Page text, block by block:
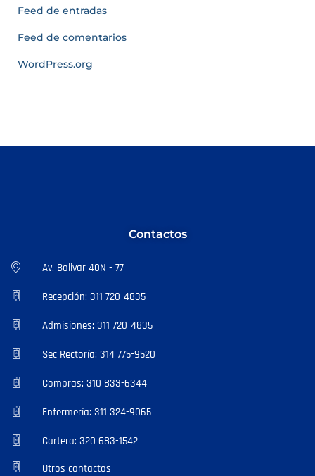
Feed de entradas
Feed de comentarios
WordPress.org
Contactos
Av. Bolivar 40N - 77
Recepción: 311 720-4835
Admisiones: 311 720-4835
Sec Rectoría: 314 775-9520
Compras: 310 833-6344
Enfermería: 311 324-9065
Cartera: 320 683-1542
Otros contactos